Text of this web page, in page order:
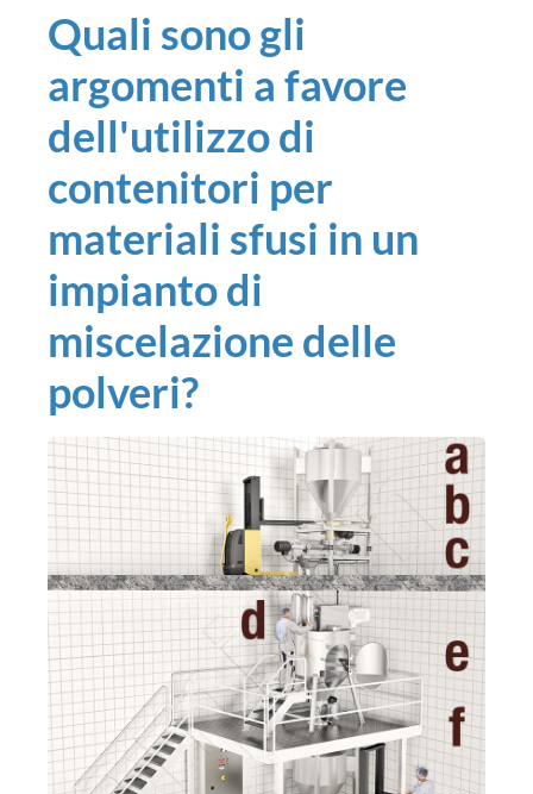
Quali sono gli
argomenti a favore
dell'utilizzo di
contenitori per
materiali sfusi in un
impianto di
miscelazione delle
polveri?